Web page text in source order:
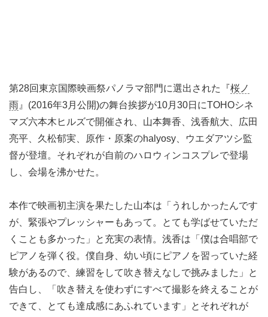
第28回東京国際映画祭パノラマ部門に選出された『桜ノ
雨 』(2016年3月公開)の舞台挨拶が10月30日にTOHOシネ
マズ六本木ヒルズで開催され、山本舞香、浅香航大、広田
亮平、久松郁実、原作・原案のhalyosy、ウエダアツシ監
督が登壇。それぞれが自前のハロウィンコスプレで登場
し、会場を沸かせた。
本作で映画初主演を果たした山本は「うれしかったんです
が、緊張やプレッシャーもあって。とても学ばせていただ
くことも多かった」と充実の表情。浅香は「僕は合唱部で
ピアノを弾く役。僕自身、幼い頃にピアノを習っていた経
験があるので、練習をして吹き替えなしで挑みました」と
告白し、「吹き替えを使わずにすべて撮影を終えることが
できて、とても達成感にあふれています」とそれぞれが